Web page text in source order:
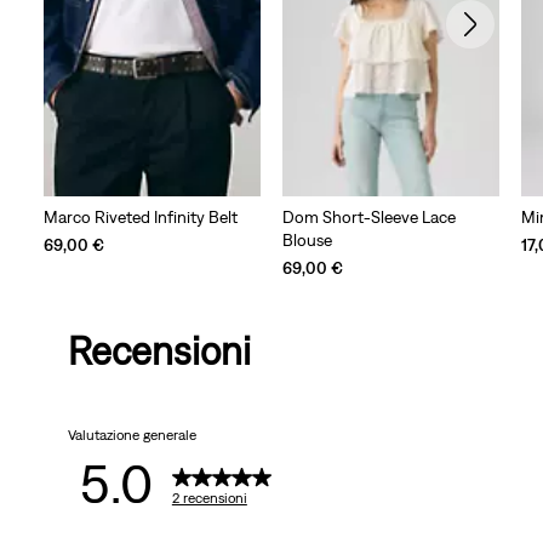
Marco Riveted Infinity Belt
69,00 €
Dom Short-Sleeve Lace
Blouse
69,00 €
Recensioni
Valutazione generale
5.0 2 recensioni